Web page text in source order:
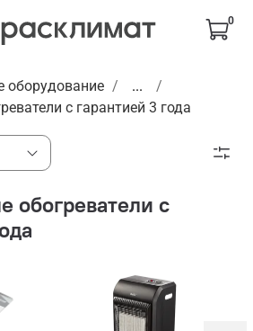
0
оборудование
...
с гарантией 3 года
обогреватели с